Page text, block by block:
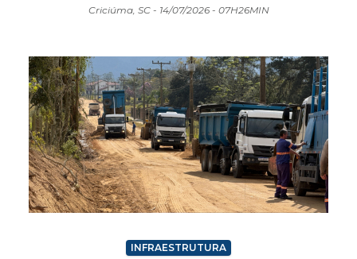
Criciúma, SC - 14/07/2026 - 07H26MIN
INFRAESTRUTURA